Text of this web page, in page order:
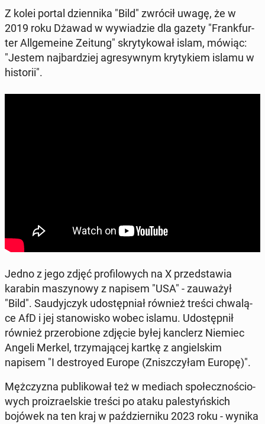
Z kolei portal dzien­ni­ka "Bild" zwrócił uwagę, że w
2019 roku Dżawad w wy­wia­dzie dla gazety "Frank­fur­
ter Al­l­ge­me­ine Zeitung" skry­ty­ko­wał islam, mówiąc:
"Jestem naj­bar­dziej agre­syw­nym kry­ty­kiem islamu w
hi­sto­rii".
Jedno z jego zdjęć pro­fi­lo­wych na X przed­sta­wia
karabin ma­szy­no­wy z napisem "USA" - za­uwa­żył
"Bild". Sau­dyj­czyk udo­stęp­niał również treści chwa­lą­
ce AfD i jej sta­no­wi­sko wobec islamu. Udo­stęp­nił
również prze­ro­bio­ne zdjęcie byłej kanc­lerz Niemiec
Angeli Merkel, trzy­ma­ją­cej kartkę z an­giel­skim
napisem "I de­stroy­ed Europe (Znisz­czy­łam Europę)".
Męż­czy­zna pu­bli­ko­wał też w mediach spo­łecz­no­ścio­
wych pro­izra­el­skie treści po ataku pa­le­styń­skich
bojówek na ten kraj w paź­dzier­ni­ku 2023 roku - wynika